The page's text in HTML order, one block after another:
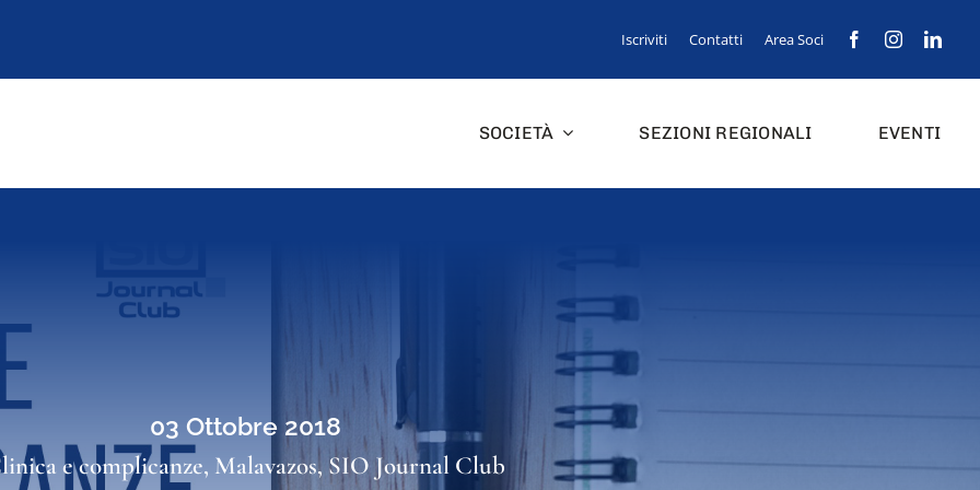
Iscriviti Contatti Area Soci
SOCIETÀ SEZIONI REGIONALI EVENTI
03 Ottobre 2018
e complicanze, Malavazos, SIO Journal Club